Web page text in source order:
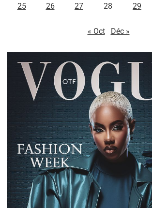
25
26 27 28 29
« Oct Déc »